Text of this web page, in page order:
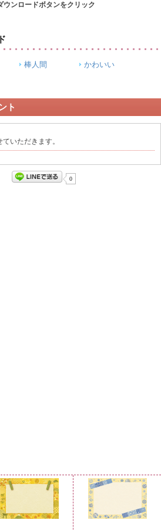
ウンロードボタンをクリック
棒人間
かわいい
ト
いただきます。
0